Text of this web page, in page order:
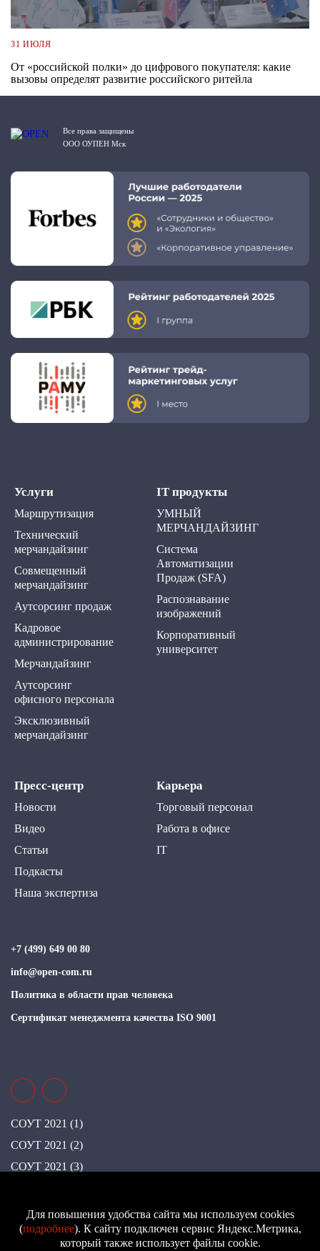
31 ИЮЛЯ
От «российской полки» до цифрового покупателя: какие
вызовы определят развитие российского ритейла
Все права защищены
ООО ОУПЕН Мск
Услуги
Маршрутизация
Технический
мерчандайзинг
Совмещенный
мерчандайзинг
Аутсорсинг продаж
Кадровое
администрирование
Мерчандайзинг
Аутсорсинг
офисного персонала
Эксклюзивный
мерчандайзинг
IT продукты
УМНЫЙ
МЕРЧАНДАЙЗИНГ
Система
Автоматизации
Продаж (SFA)
Распознавание
изображений
Корпоративный
университет
Пресс-центр
Новости
Видео
Статьи
Подкасты
Наша экспертиза
Карьера
Торговый персонал
Работа в офисе
IT
+7 (499) 649 00 80
info@open-com.ru
Политика в области прав человека
Сертификат менеджмента качества ISO 9001
СОУТ 2021 (1)
СОУТ 2021 (2)
СОУТ 2021 (3)
СОУТ 2022
СОУТ 2023
Для повышения удобства сайта мы используем cookies
(подробнее). К сайту подключен сервис Яндекс.Метрика,
который также использует файлы cookie.